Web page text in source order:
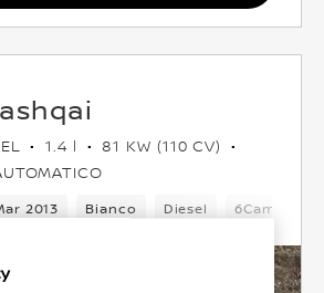
1.4 l
81 KW (110 CV)
2013 Bianco Diesel 6Cambio